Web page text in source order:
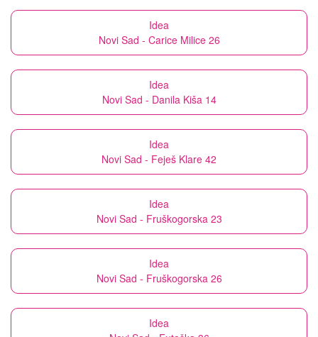
Idea
Novi Sad - Carice Milice 26
Idea
Novi Sad - Danila Kiša 14
Idea
Novi Sad - Feješ Klare 42
Idea
Novi Sad - Fruškogorska 23
Idea
Novi Sad - Fruškogorska 26
Idea